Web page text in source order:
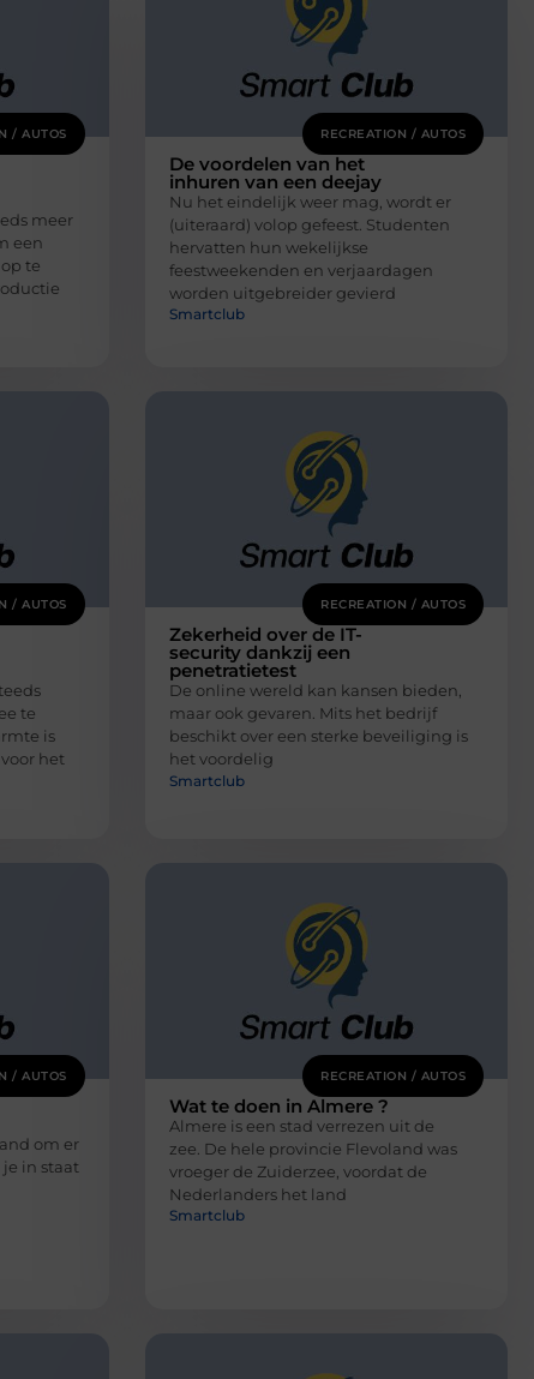
/ AUTOS
meer
een
te
RECREATION / AUTOS
De voordelen van het
inhuren van een deejay
Nu het eindelijk weer mag, wordt er
(uiteraard) volop gefeest. Studenten
hervatten hun wekelijkse
feestweekenden en verjaardagen
worden uitgebreider gevierd
Smartclub
/ AUTOS
te
is
het
RECREATION / AUTOS
Zekerheid over de IT-
security dankzij een
penetratietest
De online wereld kan kansen bieden,
maar ook gevaren. Mits het bedrijf
beschikt over een sterke beveiliging is
het voordelig
Smartclub
/ AUTOS
om er
in staat
RECREATION / AUTOS
Wat te doen in Almere ?
Almere is een stad verrezen uit de
zee. De hele provincie Flevoland was
vroeger de Zuiderzee, voordat de
Nederlanders het land
Smartclub